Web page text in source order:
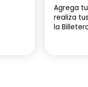
Agrega
realiza
la